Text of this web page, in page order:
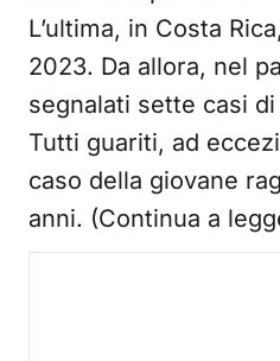
L’ultima, in Costa
2023. Da allora, nel
segnalati sette casi
Tutti guariti, ad
caso della giovane
anni. (Continua a